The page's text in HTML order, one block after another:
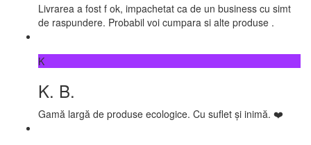
Livrarea a fost f ok, impachetat ca de un business cu simt
de raspundere. Probabil voi cumpara si alte produse .
K
K. B.
Gamă largă de produse ecologice. Cu suflet și inimă. ❤️